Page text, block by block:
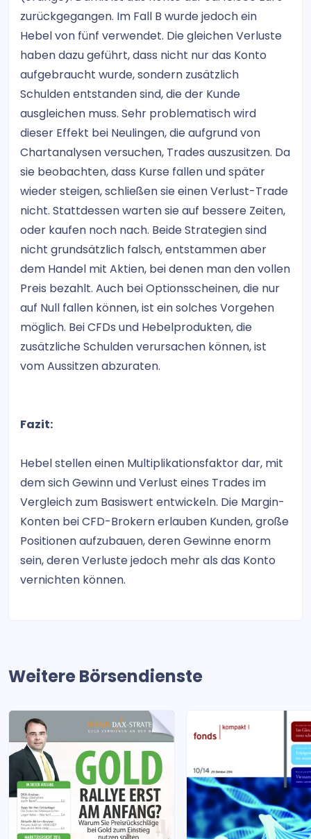
zurückgegangen. Im Fall B wurde jedoch ein
Hebel von fünf verwendet. Die gleichen Verluste
haben dazu geführt, dass nicht nur das Konto
aufgebraucht wurde, sondern zusätzlich
Schulden entstanden sind, die der Kunde
ausgleichen muss. Sehr problematisch wird
dieser Effekt bei Neulingen, die aufgrund von
Chartanalysen versuchen, Trades auszusitzen. Da
sie beobachten, dass Kurse fallen und später
wieder steigen, schließen sie einen Verlust-Trade
nicht. Stattdessen warten sie auf bessere Zeiten,
oder kaufen noch nach. Beide Strategien sind
nicht grundsätzlich falsch, entstammen aber
dem Handel mit Aktien, bei denen man den vollen
Preis bezahlt. Auch bei Optionsscheinen, die nur
auf Null fallen können, ist ein solches Vorgehen
möglich. Bei CFDs und Hebelprodukten, die
zusätzliche Schulden verursachen können, ist
vom Aussitzen abzuraten.
Fazit:
Hebel stellen einen Multiplikationsfaktor dar, mit
dem sich Gewinn und Verlust eines Trades im
Vergleich zum Basiswert entwickeln. Die Margin-
Konten bei CFD-Brokern erlauben Kunden, große
Positionen aufzubauen, deren Gewinne enorm
sein, deren Verluste jedoch mehr als das Konto
vernichten können.
Weitere Börsendienste